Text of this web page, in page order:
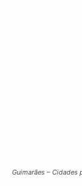
Guimarães – Cidades